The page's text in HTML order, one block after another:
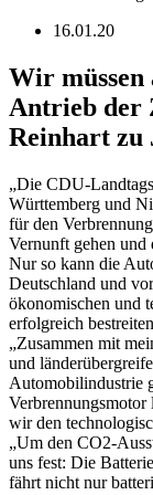
16.01.20
Wir
Antrieb der
Reinhart zu
„Die CDU-
Württemberg und
für den
Vernunft gehen und
Nur so kann die
Deutschland und
ökonomischen und
erfolgreich
„Zusammen mit
und
Automobilindustrie
wir den
„Um den CO2-
uns fest: Die
fährt nicht nur